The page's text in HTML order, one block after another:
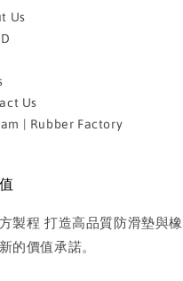
Us
Us
| Rubber Factory
製程 打造高品質防滑墊與
的價值承諾。